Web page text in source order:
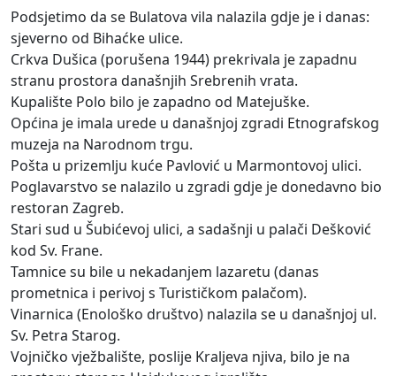
Podsjetimo da se Bulatova vila nalazila gdje je i danas:
sjeverno od Bihaćke ulice.
Crkva Dušica (porušena 1944) prekrivala je zapadnu
stranu prostora današnjih Srebrenih vrata.
Kupalište Polo bilo je zapadno od Matejuške.
Općina je imala urede u današnjoj zgradi Etnografskog
muzeja na Narodnom trgu.
Pošta u prizemlju kuće Pavlović u Marmontovoj ulici.
Poglavarstvo se nalazilo u zgradi gdje je donedavno bio
restoran Zagreb.
Stari sud u Šubićevoj ulici, a sadašnji u palači Dešković
kod Sv. Frane.
Tamnice su bile u nekadanjem lazaretu (danas
prometnica i perivoj s Turističkom palačom).
Vinarnica (Enološko društvo) nalazila se u današnjoj ul.
Sv. Petra Starog.
Vojničko vježbalište, poslije Kraljeva njiva, bilo je na